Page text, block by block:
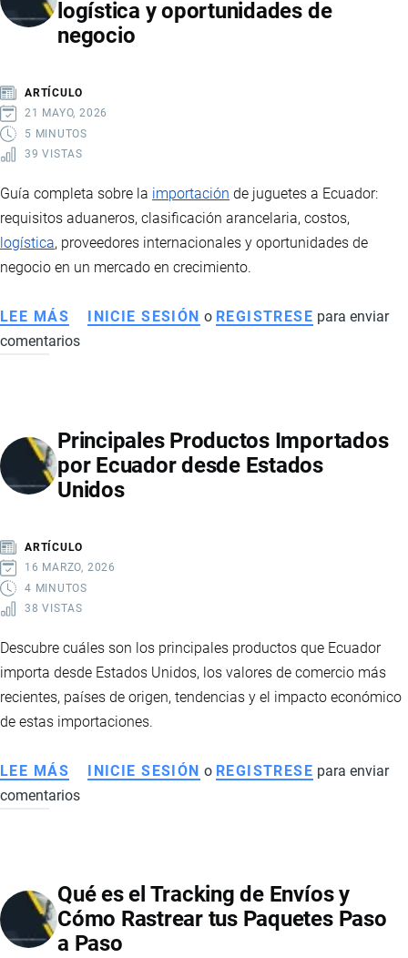
ECUADOR:
REQUISITOS,
PROCESO
PASO
A
logística y oportunidades de
negocio
ARTÍCULO
21 MAYO, 2026
5 MINUTOS
39 VISTAS
Guía completa sobre la importación de juguetes a Ecuador:
requisitos aduaneros, clasificación arancelaria, costos,
logística, proveedores internacionales y oportunidades de
negocio en un mercado en crecimiento.
LEE MÁS SOBRE
IMPORTACIÓN
ECUADOR:
REQUISITOS,
COSTOS,
OPORTUNIDADES
DE
NEGOCIO
INICIE SESIÓN o REGISTRESE para enviar
comentarios
Principales Productos Importados
por Ecuador desde Estados
Unidos
ARTÍCULO
16 MARZO, 2026
4 MINUTOS
38 VISTAS
Descubre cuáles son los principales productos que Ecuador
importa desde Estados Unidos, los valores de comercio más
recientes, países de origen, tendencias y el impacto económico
de estas importaciones.
LEE MÁS SOBRE
PRINCIPALES
ECUADOR
DESDE
ESTADOS
INICIE SESIÓN o REGISTRESE para enviar
comentarios
Qué es el Tracking de Envíos y
Cómo Rastrear tus Paquetes Paso
a Paso